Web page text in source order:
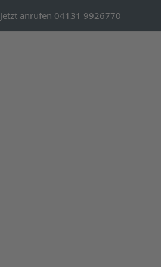
Jetzt anrufen 04131 9926770